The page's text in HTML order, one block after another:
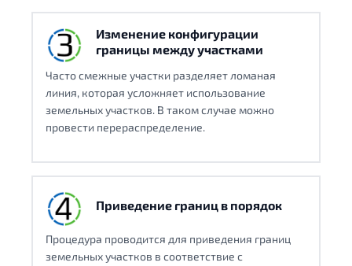
Изменение конфигурации
границы между участками
Часто смежные участки разделяет ломаная
линия, которая усложняет использование
земельных участков. В таком случае можно
провести перераспределение.
Приведение границ в порядок
Процедура проводится для приведения границ
земельных участков в соответствие с